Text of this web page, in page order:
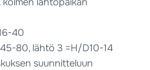
40
80, lähtö 3 =H/D10-14
suunnitteluun